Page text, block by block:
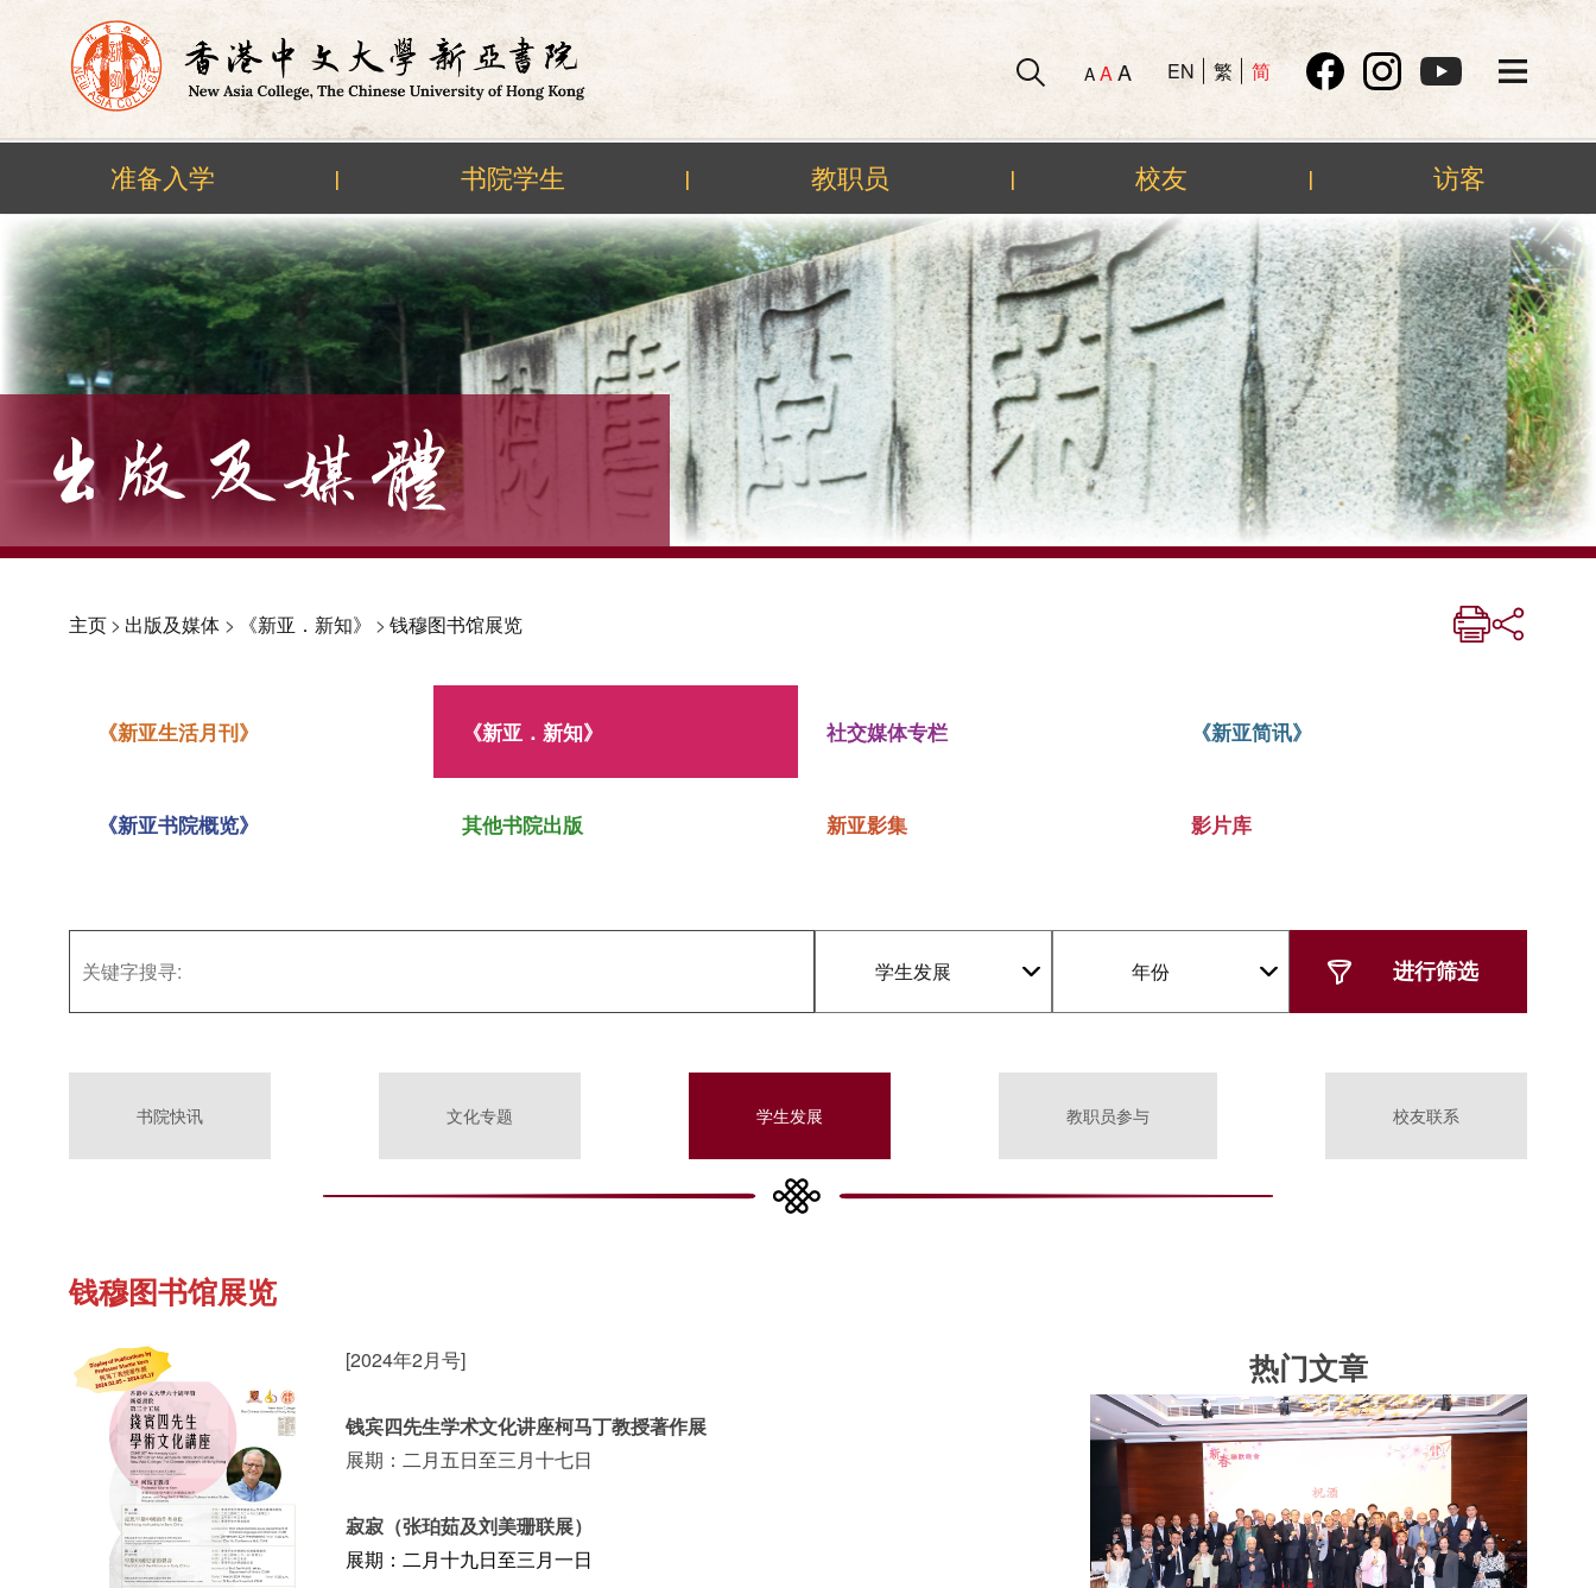
Skip
content
A AA EN 繁 简
准备入学 | 书院学生 | 教职员 | 校友 | 访客
主页> 出版及媒体 > 《新亚．新知》 > 钱穆图书馆展览
《新亚生活月刊》 《新亚．新知》 社交媒体专栏 《新亚简讯》
《新亚书院概览》 其他书院出版 新亚影集 影片库
学生发展 年份
书院快讯 文化专题 学生发展 教职员参与 校友联系
钱穆图书馆展览
[2024年2月号]
钱宾四先生学术文化讲座柯马丁教授著作展
展期：二月五日至三月十七日
寂寂（张珀茹及刘美珊联展）
展期：二月十九日至三月一日
热门文章